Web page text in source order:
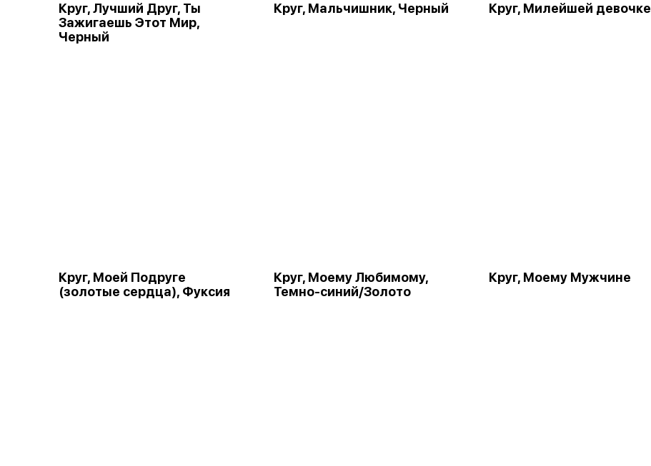
Круг, Лучший Друг, Ты
Зажигаешь Этот Мир,
Черный
Круг, Мальчишник, Черный Круг, Милейшей девочке
Круг, Моей Подруге
(золотые сердца), Фуксия
Круг, Моему Любимому,
Темно-синий/Золото
Круг, Моему Мужчине